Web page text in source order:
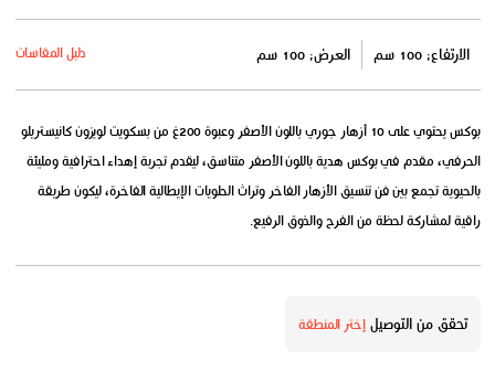
الارتفاع: 100 سم العرض: 100 سم دليل المقاسات
بوكس يحتوي على 10 أزهار جوري باللون الأصفر وعبوة 200غ من بسكويت لويزون كانيستريلو
الحرفي، مقدم في بوكس هدية باللون الأصفر متناسق، ليقدم تجربة إهداء احترافية ومليئة
بالحيوية تجمع بين فن تنسيق الأزهار الفاخر وتراث الحلويات الإيطالية الفاخرة، ليكون طريقة
راقية لمشاركة لحظة من الفرح والذوق الرفيع.
تحقق من التوصيلإختر المنطقة